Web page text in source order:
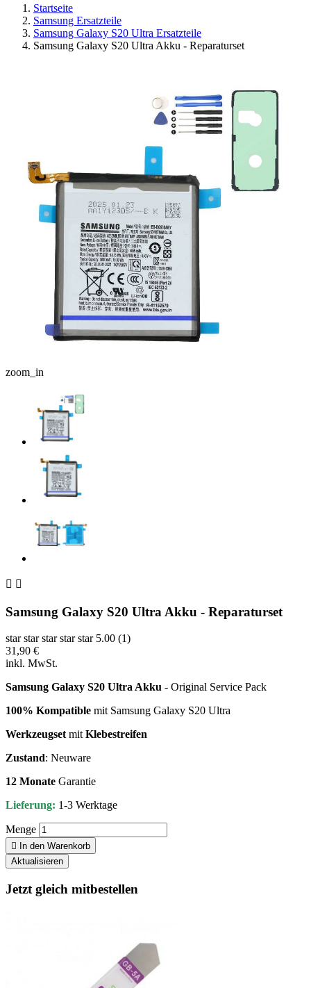
Startseite
Samsung Ersatzteile
Samsung Galaxy S20 Ultra Ersatzteile
Samsung Galaxy S20 Ultra Akku - Reparaturset
zoom_in
 
Samsung Galaxy S20 Ultra Akku - Reparaturset
star star star star star 5.00 (1)
31,90 €
inkl. MwSt.
Samsung Galaxy S20 Ultra Akku - Original Service Pack
100% Kompatible mit Samsung Galaxy S20 Ultra
WerkzeugsetmitKlebestreifen
Zustand: Neuware
12 Monate Garantie
Lieferung: 1-3 Werktage
Menge
 In den Warenkorb
Jetzt gleich mitbestellen